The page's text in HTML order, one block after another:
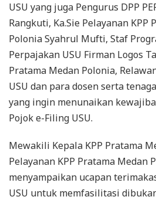
USU yang juga Pengurus DPP
Rangkuti, Ka.Sie Pelayanan KPP
Polonia Syahrul Mufti, Staf
Perpajakan USU Firman Logos
Pratama Medan Polonia,
USU dan para dosen serta
yang ingin menunaikan
Pojok e-Filing USU.
Mewakili Kepala KPP Pratama
Pelayanan KPP Pratama Medan
menyampaikan ucapan
USU untuk memfasilitasi